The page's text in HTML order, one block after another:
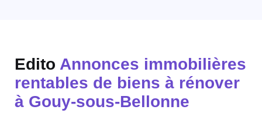
Edito Annonces immobilières
rentables de biens à rénover
à Gouy-sous-Bellonne